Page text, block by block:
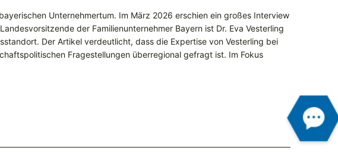
Unternehmertum. Im März 2026 erschien ein großes Interview
der Familienunternehmer Bayern ist Dr. Eva Vesterling
Der Artikel verdeutlicht, dass die Expertise von Vesterling bei
Fragestellungen überregional gefragt ist. Im Fokus